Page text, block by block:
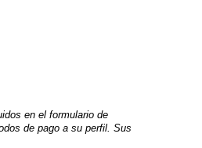
en el formulario de
de pago a su perfil. Sus